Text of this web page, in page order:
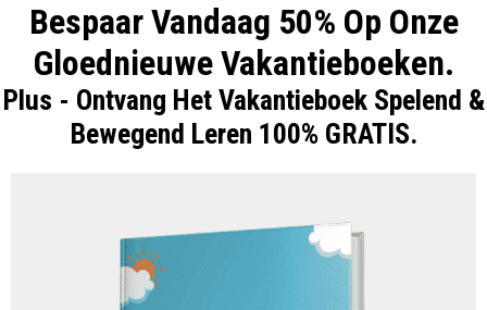
Bespaar Vandaag 50% Op Onze
Gloednieuwe Vakantieboeken.
Plus - Ontvang Het Vakantieboek Spelend &
Bewegend Leren 100% GRATIS.